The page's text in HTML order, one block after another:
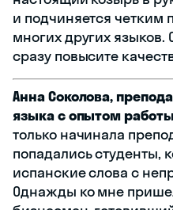
и подчиняется четким
многих других языков.
сразу повысите
Анна Соколова,
языка с опытом
только начинала
попадались студенты,
испанские слова с
Однажды ко мне